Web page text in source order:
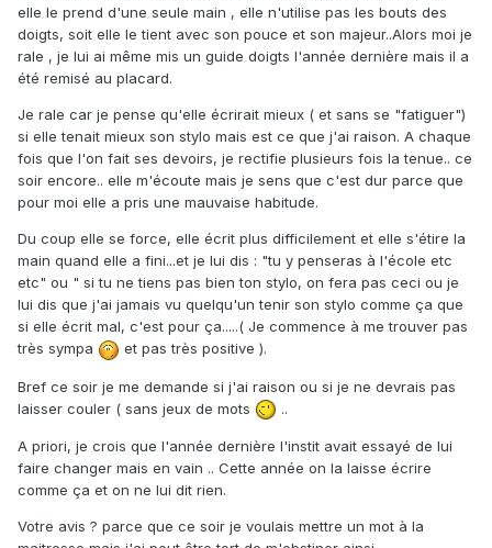
elle le prend d'une seule main , elle n'utilise pas les bouts des
doigts, soit elle le tient avec son pouce et son majeur..Alors moi je
rale , je lui ai même mis un guide doigts l'année dernière mais il a
été remisé au placard.
Je rale car je pense qu'elle écrirait mieux ( et sans se "fatiguer")
si elle tenait mieux son stylo mais est ce que j'ai raison. A chaque
fois que l'on fait ses devoirs, je rectifie plusieurs fois la tenue.. ce
soir encore.. elle m'écoute mais je sens que c'est dur parce que
pour moi elle a pris une mauvaise habitude.
Du coup elle se force, elle écrit plus difficilement et elle s'étire la
main quand elle a fini...et je lui dis : "tu y penseras à l'école etc
etc" ou " si tu ne tiens pas bien ton stylo, on fera pas ceci ou je
lui dis que j'ai jamais vu quelqu'un tenir son stylo comme ça que
si elle écrit mal, c'est pour ça.....( Je commence à me trouver pas
très sympa
et pas très positive ).
Bref ce soir je me demande si j'ai raison ou si je ne devrais pas
laisser couler ( sans jeux de mots
..
A priori, je crois que l'année dernière l'instit avait essayé de lui
faire changer mais en vain .. Cette année on la laisse écrire
comme ça et on ne lui dit rien.
Votre avis ? parce que ce soir je voulais mettre un mot à la